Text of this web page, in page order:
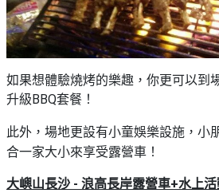
如果想體驗燒烤的樂趣，你更可以到
升級BBQ套餐！
此外，場地更設有小童娛樂設施，小
合一家大小來享受露營車！
大嶼山長沙 - 浪高長岸露營車+水上